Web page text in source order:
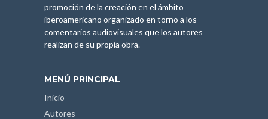
promoción de la creación en el ámbito
iberoamericano organizado en torno a los
comentarios audiovisuales que los autores
realizan de su propia obra.
MENÚ PRINCIPAL
Inicio
Autores